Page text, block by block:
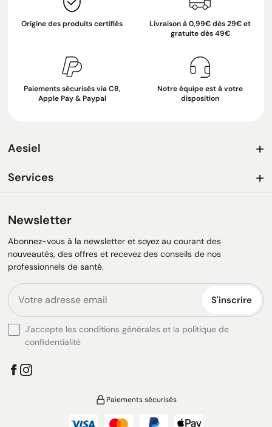
Origine des produits certifiés
Livraison à 0,99€ dès 29€ et
gratuite dès 49€
Paiements sécurisés via CB,
Apple Pay & Paypal
Notre équipe est à votre
disposition
Aesiel
Services
Newsletter
Abonnez-vous à la newsletter et soyez au courant des
nouveautés, des offres et recevez des conseils de nos
professionnels de santé.
S'inscrire
J'accepte les conditions générales et la politique de
confidentialité
Paiements sécurisés